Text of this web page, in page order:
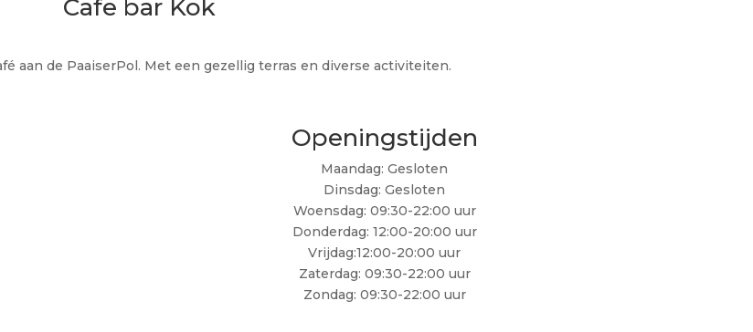
Cafe bar Kok
aan de PaaiserPol. Met een gezellig terras en diverse activiteiten.
Openingstijden
Maandag: Gesloten
Dinsdag: Gesloten
Woensdag: 09:30-22:00 uur
Donderdag: 12:00-20:00 uur
Vrijdag:12:00-20:00 uur
Zaterdag: 09:30-22:00 uur
Zondag: 09:30-22:00 uur